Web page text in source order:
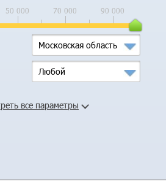
50 000 70 000 90 000
Московская область
Любой
все параметры